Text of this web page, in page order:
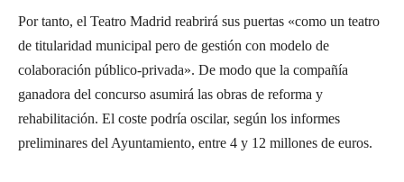
Por tanto, el Teatro Madrid reabrirá sus puertas «como un teatro
de titularidad municipal pero de gestión con modelo de
colaboración público-privada». De modo que la compañía
ganadora del concurso asumirá las obras de reforma y
rehabilitación. El coste podría oscilar, según los informes
preliminares del Ayuntamiento, entre 4 y 12 millones de euros.